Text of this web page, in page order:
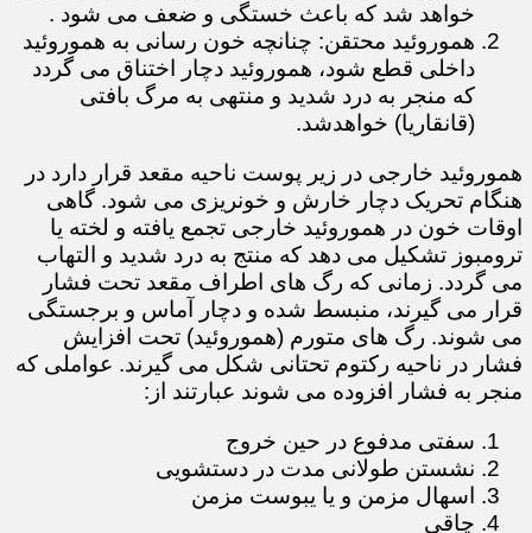
خواهد شد که باعث خستگی و ضعف می شود .
هموروئید محتقن: چنانچه خون رسانی به هموروئید
داخلی قطع شود، هموروئید دچار اختناق می گردد
که منجر به درد شدید و منتهی به مرگ بافتی
(قانقاریا) خواهدشد.
هموروئید خارجی در زیر پوست ناحیه مقعد قرار دارد در
هنگام تحریک دچار خارش و خونریزی می شود. گاهی
اوقات خون در هموروئید خارجی تجمع یافته و لخته یا
ترومبوز تشکیل می دهد که منتج به درد شدید و التهاب
می گردد. زمانی که رگ های اطراف مقعد تحت فشار
قرار می گیرند، منبسط شده و دچار آماس و برجستگی
می شوند. رگ های متورم (هموروئید) تحت افزایش
فشار در ناحیه رکتوم تحتانی شکل می گیرند. عواملی که
منجر به فشار افزوده می شوند عبارتند از:
سفتی مدفوع در حین خروج
نشستن طولانی مدت در دستشویی
اسهال مزمن و یا یبوست مزمن
چاقی